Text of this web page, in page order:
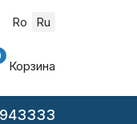
Ro Ru
Корзина